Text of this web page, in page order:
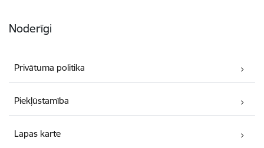
Noderīgi
Privātuma politika
Piekļūstamība
Lapas karte